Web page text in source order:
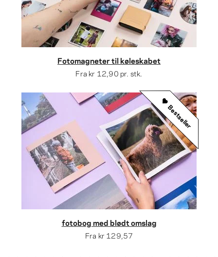
Fotomagneter til køleskabet
Fra kr 12,90 pr. stk.
fotobog med blødt omslag
Fra kr 129,57
Bestseller